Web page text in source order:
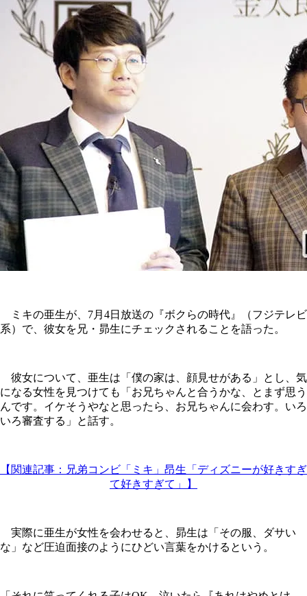
ミキの亜生が、7月4日放送の『ボクらの時代』（フジテレビ
系）で、彼女を兄・昴生にチェックされることを語った。
彼女について、亜生は「僕の家は、顔見せがある」とし、気
になる女性を見つけても「お兄ちゃんと合うかな、とまず思う
んです。イケそうやなと思ったら、お兄ちゃんに会わす。いろ
いろ審査する」と話す。
【関連記事：兄弟コンビ「ミキ」昂生「ディズニーが好きすぎ
て好きすぎて」】
実際に亜生が女性を会わせると、昴生は「その服、ダサい
な」など圧迫面接のようにひどい言葉をかけるという。